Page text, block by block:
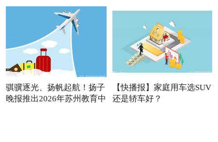
骐骥逐光、扬帆起航！扬子
晚报推出2026年苏州教育中
【快播报】家庭用车选SUV
还是轿车好？